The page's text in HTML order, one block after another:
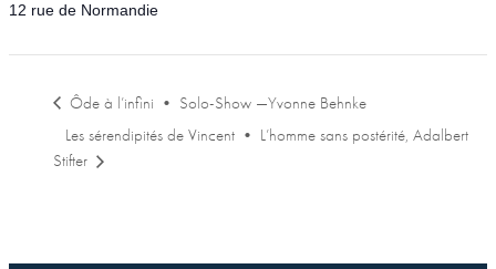
12 rue de Normandie
Ôde à l’infini • Solo-Show —Yvonne Behnke
Les sérendipités de Vincent • L’homme sans postérité, Adalbert
Stifter